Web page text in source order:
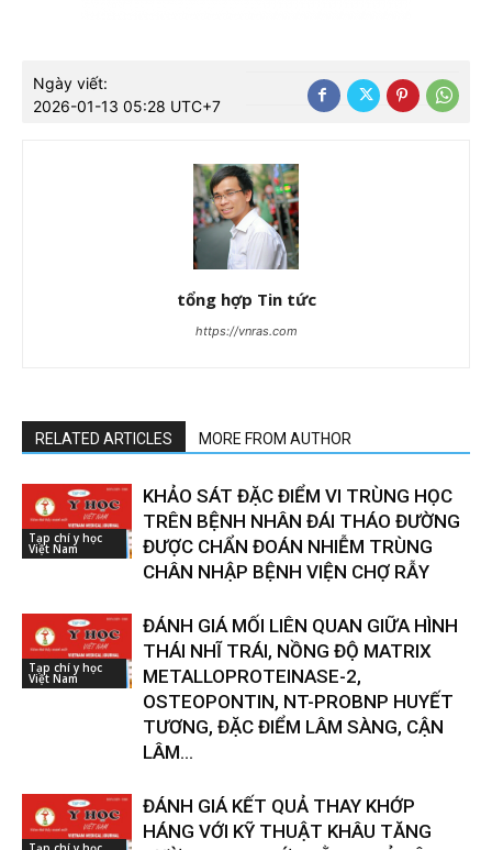
Ngày viết:
2026-01-13 05:28 UTC+7
tổng hợp Tin tức
https://vnras.com
RELATED ARTICLES MORE FROM AUTHOR
Tạp chí y học
Việt Nam
KHẢO SÁT ĐẶC ĐIỂM VI TRÙNG HỌC
TRÊN BỆNH NHÂN ĐÁI THÁO ĐƯỜNG
ĐƯỢC CHẨN ĐOÁN NHIỄM TRÙNG
CHÂN NHẬP BỆNH VIỆN CHỢ RẪY
Tạp chí y học
Việt Nam
ĐÁNH GIÁ MỐI LIÊN QUAN GIỮA HÌNH
THÁI NHĨ TRÁI, NỒNG ĐỘ MATRIX
METALLOPROTEINASE-2,
OSTEOPONTIN, NT-PROBNP HUYẾT
TƯƠNG, ĐẶC ĐIỂM LÂM SÀNG, CẬN
LÂM...
ĐÁNH GIÁ KẾT QUẢ THAY KHỚP
HÁNG VỚI KỸ THUẬT KHÂU TĂNG